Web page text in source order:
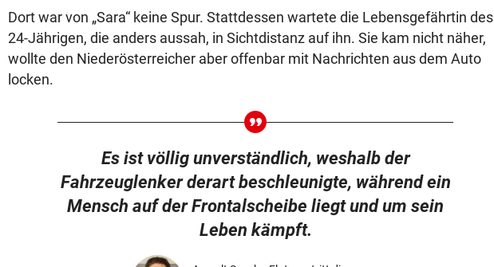
Dort war von „Sara“ keine Spur. Stattdessen wartete die Lebensgefährtin des
24-Jährigen, die anders aussah, in Sichtdistanz auf ihn. Sie kam nicht näher,
wollte den Niederösterreicher aber offenbar mit Nachrichten aus dem Auto
locken.
Es ist völlig unverständlich, weshalb der
Fahrzeuglenker derart beschleunigte, während ein
Mensch auf der Frontalscheibe liegt und um sein
Leben kämpft.